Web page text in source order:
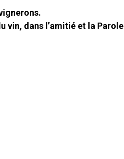
vin, dans l’amitié et la